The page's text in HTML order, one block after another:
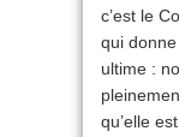
c’est le
qui
ultime :
qu’elle